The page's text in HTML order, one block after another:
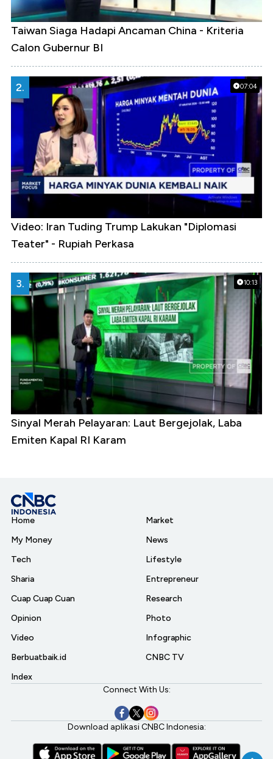
Taiwan Siaga Hadapi Ancaman China - Kriteria
Calon Gubernur BI
07:04
2.
Video: Iran Tuding Trump Lakukan "Diplomasi
Teater" - Rupiah Perkasa
10:13
3.
Sinyal Merah Pelayaran: Laut Bergejolak, Laba
Emiten Kapal RI Karam
Home
My Money
Tech
Sharia
Cuap Cuap Cuan
Opinion
Video
Berbuatbaik.id
Index
Market
News
Lifestyle
Entrepreneur
Research
Photo
Infographic
CNBC TV
Connect With Us:
Download aplikasi CNBC Indonesia: